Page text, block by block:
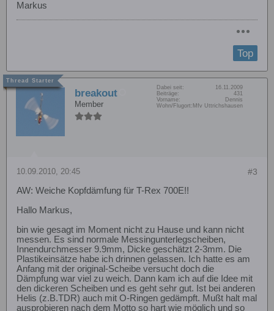
Markus
Top
breakout
Member
Dabei seit:
16.11.2009
Beiträge:
431
Vorname:
Dennis
Wohn/Flugort: Mfv Uttrichshausen
#3
10.09.2010, 20:45
AW: Weiche Kopfdämfung für T-Rex 700E!!
Hallo Markus,
bin wie gesagt im Moment nicht zu Hause und kann nicht
messen. Es sind normale Messingunterlegscheiben,
Innendurchmesser 9.9mm, Dicke geschätzt 2-3mm. Die
Plastikeinsätze habe ich drinnen gelassen. Ich hatte es am
Anfang mit der original-Scheibe versucht doch die
Dämpfung war viel zu weich. Dann kam ich auf die Idee mit
den dickeren Scheiben und es geht sehr gut. Ist bei anderen
Helis (z.B.TDR) auch mit O-Ringen gedämpft. Mußt halt mal
ausprobieren nach dem Motto so hart wie möglich und so